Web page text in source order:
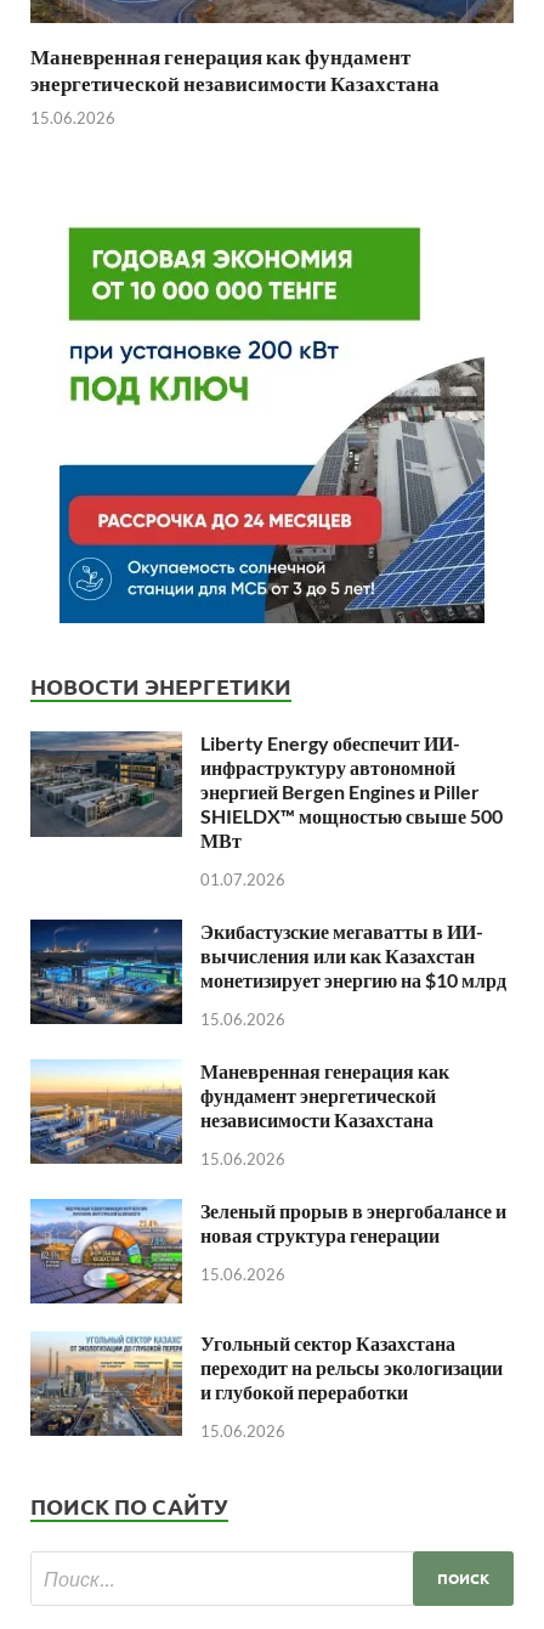
Маневренная генерация как фундамент
энергетической независимости Казахстана
15.06.2026
НОВОСТИ ЭНЕРГЕТИКИ
Liberty Energy обеспечит ИИ-
инфраструктуру автономной
энергией Bergen Engines и Piller
SHIELDX™ мощностью свыше 500
МВт
01.07.2026
Экибастузские мегаватты в ИИ-
вычисления или как Казахстан
монетизирует энергию на $10 млрд
15.06.2026
Маневренная генерация как
фундамент энергетической
независимости Казахстана
15.06.2026
Зеленый прорыв в энергобалансе и
новая структура генерации
15.06.2026
Угольный сектор Казахстана
переходит на рельсы экологизации
и глубокой переработки
15.06.2026
ПОИСК ПО САЙТУ